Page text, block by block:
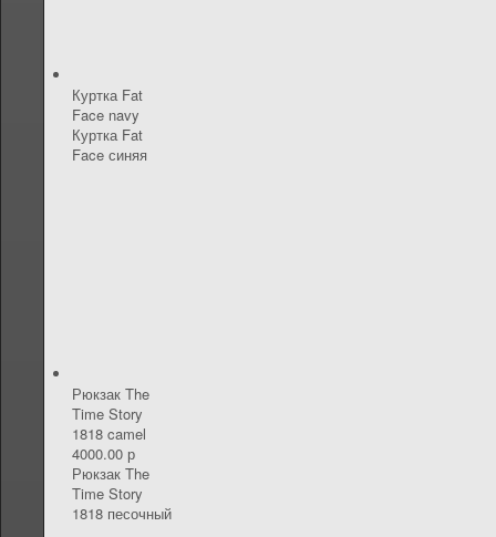
Куртка Fat
Face navy
Куртка Fat
Face синяя
Рюкзак The
Time Story
1818 camel
4000.00 р
Рюкзак The
Time Story
1818 песочный